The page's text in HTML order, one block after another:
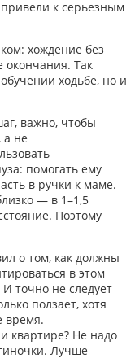
к серьезным
хождение без
окончания. Так
ходьбе, но и
важно, чтобы
а не
помогать ему
в ручки к маме.
— в 1–1,5
Поэтому
о том, как должны
в этом
точно не следует
ползает, хотя
время.
квартире? Не надо
Лучше